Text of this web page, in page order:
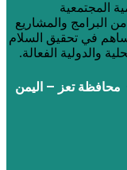
المجتمعية
البرامج والمشاريع
تساهم في تحقيق السلام
والدولية الفعالة.
محافظة تعز – اليمن